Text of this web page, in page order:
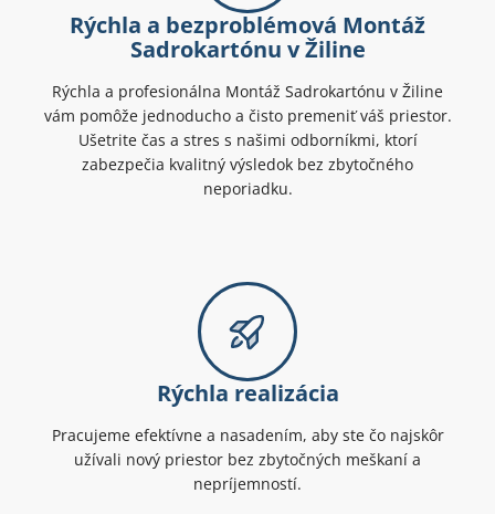
Rýchla a bezproblémová Montáž
Sadrokartónu v Žiline
Rýchla a profesionálna Montáž Sadrokartónu v Žiline
vám pomôže jednoducho a čisto premeniť váš priestor.
Ušetrite čas a stres s našimi odborníkmi, ktorí
zabezpečia kvalitný výsledok bez zbytočného
neporiadku.
Rýchla realizácia
Pracujeme efektívne a nasadením, aby ste čo najskôr
užívali nový priestor bez zbytočných meškaní a
nepríjemností.